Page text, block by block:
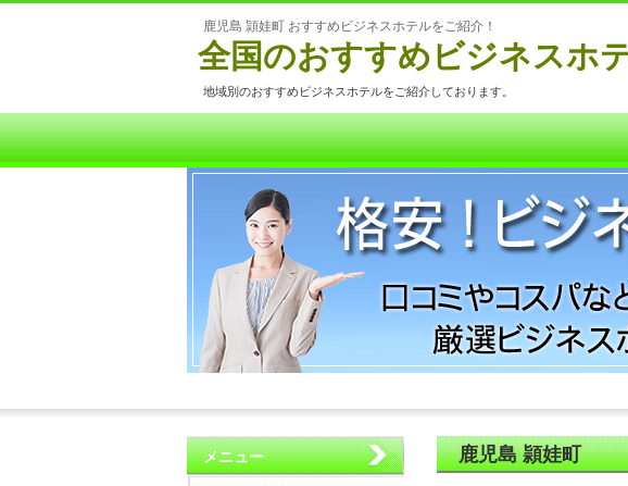
鹿児島 頴娃町 おすすめビジネスホテルをご紹介！
全国のおすすめビジネスホ
地域別のおすすめビジネスホテルをご紹介しております。
鹿児島 頴娃町
メニュー